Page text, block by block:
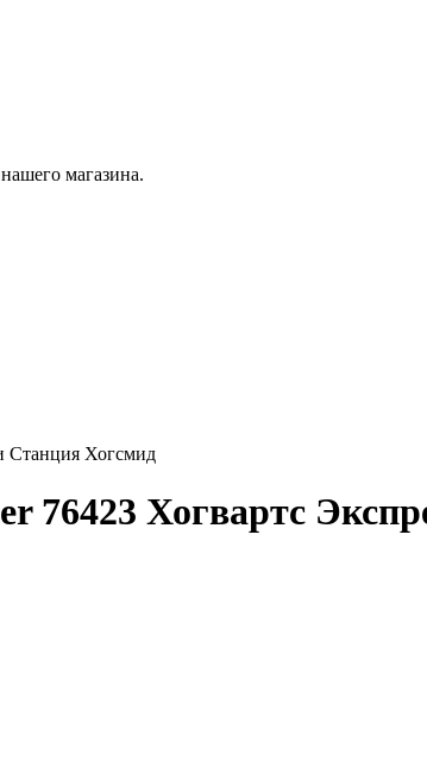
магазина.
Станция Хогсмид
76423 Хогвартс